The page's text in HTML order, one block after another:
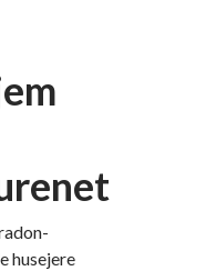
husejere